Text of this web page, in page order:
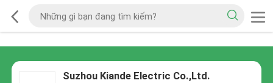
Suzhou Kiande Electric Co.,Ltd.